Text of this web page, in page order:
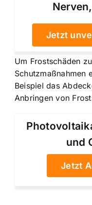
Jetzt
Um Frostschäden
Schutzmaßnahmen
Beispiel das
Anbringen von
und
Jetzt